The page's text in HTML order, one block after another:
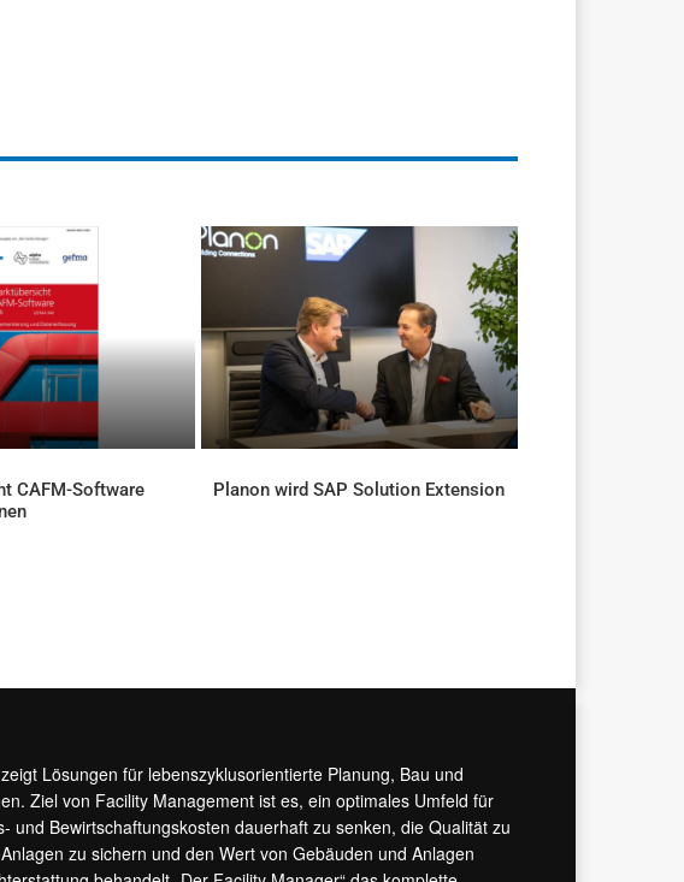
CAFM-Software
Planon wird SAP Solution Extension
Lösungen für lebenszyklusorientierte Planung, Bau und
Ziel von Facility Management ist es, ein optimales Umfeld für
und Bewirtschaftungskosten dauerhaft zu senken, die Qualität zu
zu sichern und den Wert von Gebäuden und Anlagen